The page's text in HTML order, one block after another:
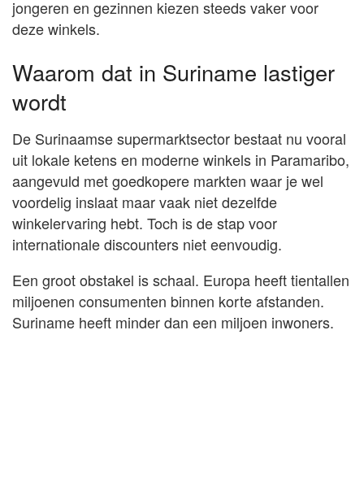
jongeren en gezinnen kiezen steeds vaker voor
deze winkels.
Waarom dat in Suriname lastiger
wordt
De Surinaamse supermarktsector bestaat nu vooral
uit lokale ketens en moderne winkels in Paramaribo,
aangevuld met goedkopere markten waar je wel
voordelig inslaat maar vaak niet dezelfde
winkelervaring hebt. Toch is de stap voor
internationale discounters niet eenvoudig.
Een groot obstakel is schaal. Europa heeft tientallen
miljoenen consumenten binnen korte afstanden.
Suriname heeft minder dan een miljoen inwoners.